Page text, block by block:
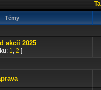
Témy
akcií 2025
1, 2 ]